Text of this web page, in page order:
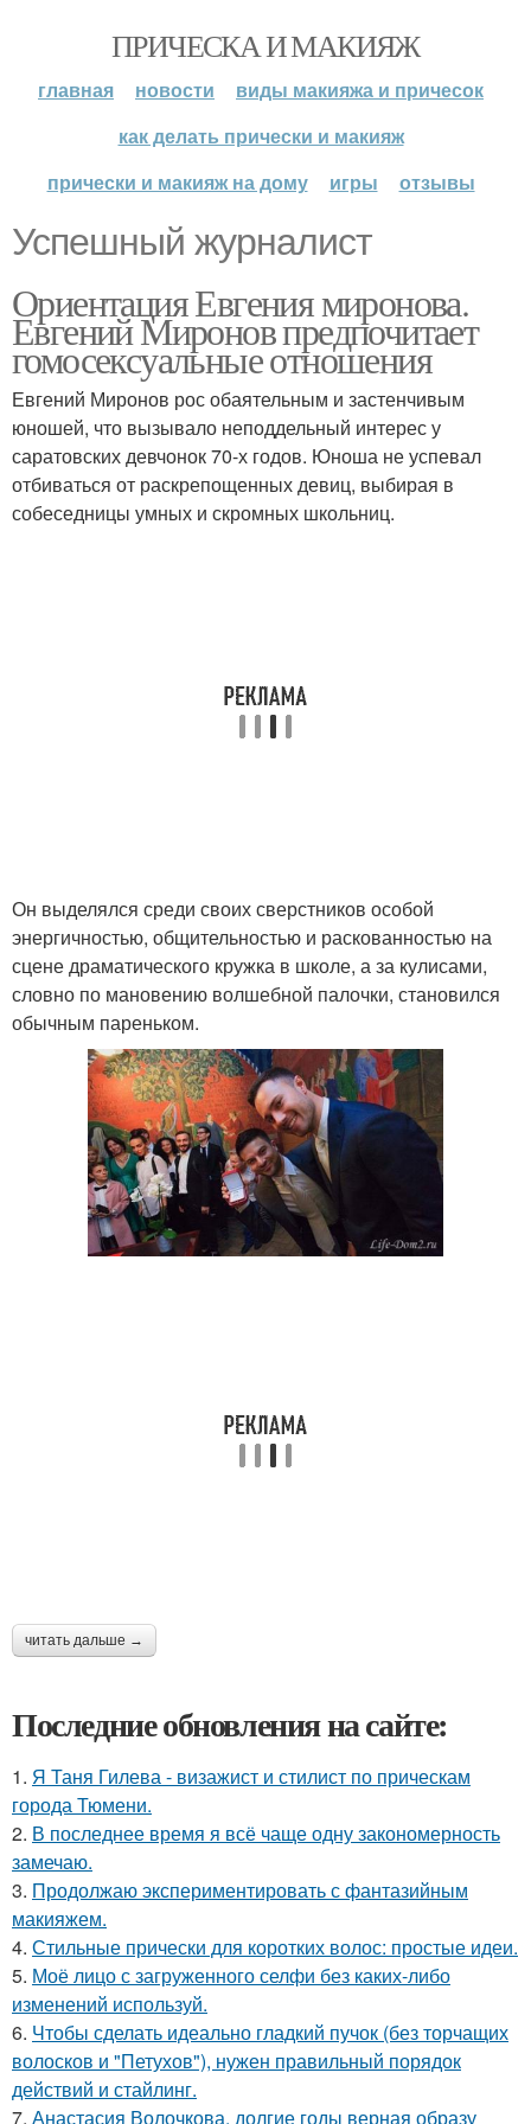
ПРИЧЕСКА И МАКИЯЖ
главная новости
виды макияжа и причесок
как делать прически и макияж
прически и макияж на дому
игры отзывы
Успешный журналист
Ориентация Евгения миронова.
Евгений Миронов предпочитает
гомосексуальные отношения
Евгений Миронов рос обаятельным и застенчивым
юношей, что вызывало неподдельный интерес у
саратовских девчонок 70-х годов. Юноша не успевал
отбиваться от раскрепощенных девиц, выбирая в
собеседницы умных и скромных школьниц.
Он выделялся среди своих сверстников особой
энергичностью, общительностью и раскованностью на
сцене драматического кружка в школе, а за кулисами,
словно по мановению волшебной палочки, становился
обычным пареньком.
читать дальше →
Последние обновления на сайте:
1. Я Таня Гилева - визажист и стилист по прическам
города Тюмени.
2. В последнее время я всё чаще одну закономерность
замечаю.
3. Продолжаю экспериментировать с фантазийным
макияжем.
4. Стильные прически для коротких волос: простые идеи.
5. Моё лицо с загруженного селфи без каких-либо
изменений используй.
6. Чтобы сделать идеально гладкий пучок (без торчащих
волосков и "Петухов"), нужен правильный порядок
действий и стайлинг.
7. Анастасия Волочкова, долгие годы верная образу